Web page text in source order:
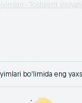
- Toshkent viloyati